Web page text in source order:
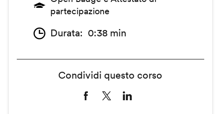
partecipazione
Durata 0:38 min
Condividi questo corso